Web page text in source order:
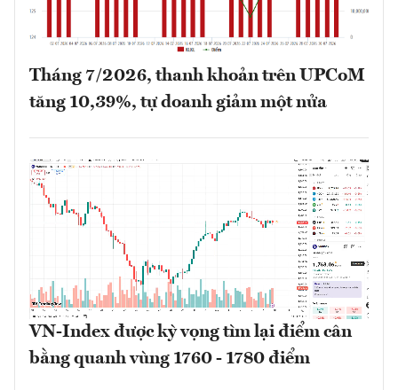
Tháng 7/2026, thanh khoản trên UPCoM
tăng 10,39%, tự doanh giảm một nửa
VN-Index được kỳ vọng tìm lại điểm cân
bằng quanh vùng 1760 - 1780 điểm